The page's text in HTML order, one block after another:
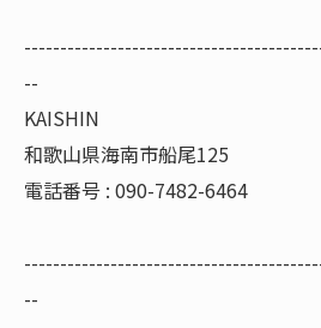
--
KAISHIN
和歌山県海南市船尾125
電話番号 : 090-7482-6464
--